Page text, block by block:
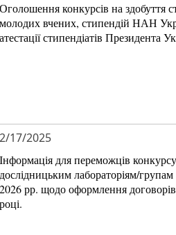
Оголошення конкурсів на здобуття
молодих вчених, стипендій НАН
атестації стипендіатів Президента
2/17/2025
Інформація для переможців
дослідницьким лабораторіям/
2026 рр. щодо оформлення
році.